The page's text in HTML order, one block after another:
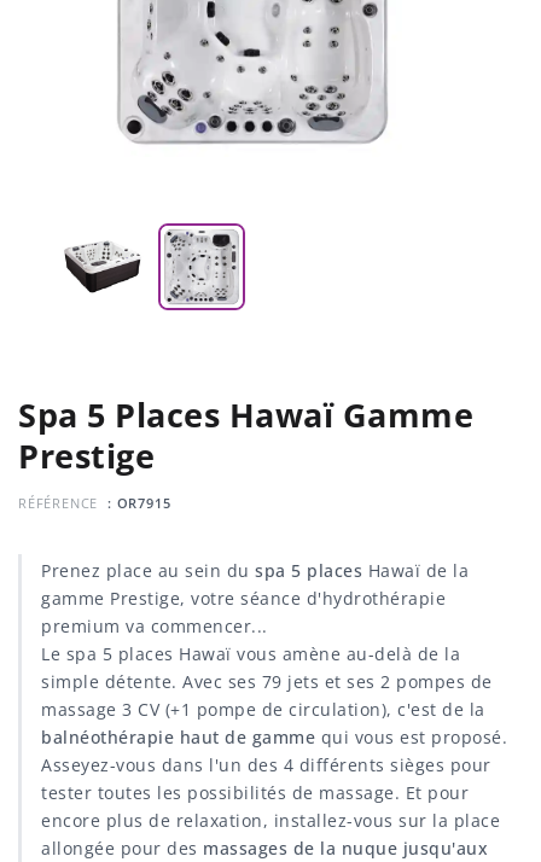
Spa 5 Places Hawaï Gamme
Prestige
RÉFÉRENCE : OR7915
Prenez place au sein du spa 5 places Hawaï de la
gamme Prestige, votre séance d'hydrothérapie
premium va commencer...
Le spa 5 places Hawaï vous amène au-delà de la
simple détente. Avec ses 79 jets et ses 2 pompes de
massage 3 CV (+1 pompe de circulation), c'est de la
balnéothérapie haut de gamme qui vous est proposé.
Asseyez-vous dans l'un des 4 différents sièges pour
tester toutes les possibilités de massage. Et pour
encore plus de relaxation, installez-vous sur la place
allongée pour des massages de la nuque jusqu'aux